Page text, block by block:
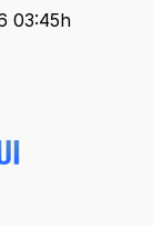
03:45h